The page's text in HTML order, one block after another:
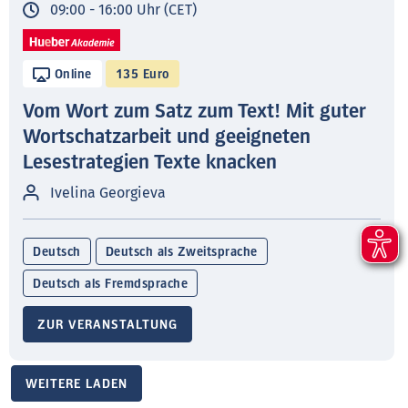
09:00 - 16:00 Uhr (CET)
Online 135 Euro
Vom Wort zum Satz zum Text! Mit guter
Wortschatzarbeit und geeigneten
Lesestrategien Texte knacken
Ivelina Georgieva
Deutsch Deutsch als Zweitsprache
Deutsch als Fremdsprache
ZUR VERANSTALTUNG
WEITERE LADEN